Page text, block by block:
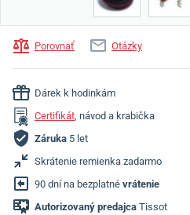
Porovnať Otázky
Dárek k hodinkám
Certifikát, návod a krabička
Záruka 5 let
Skrátenie remienka zadarmo
90 dní na bezplatné vrátenie
Autorizovaný predajca Tissot